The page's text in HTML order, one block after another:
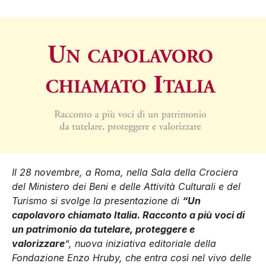
Il 28 novembre, a Roma, nella Sala della Crociera
del Ministero dei Beni e delle Attività Culturali e del
Turismo si svolge la presentazione di “Un
capolavoro chiamato Italia. Racconto a più voci di
un patrimonio da tutelare, proteggere e
valorizzare“, nuova iniziativa editoriale della
Fondazione Enzo Hruby, che entra così nel vivo delle